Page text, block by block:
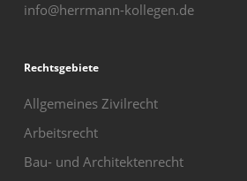
info@herrmann-kollegen.de
Rechtsgebiete
Allgemeines Zivilrecht
Arbeitsrecht
Bau- und Architektenrecht